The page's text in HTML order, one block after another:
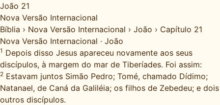
João 21
Nova Versão Internacional
Bíblia › Nova Versão Internacional › João › Capítulo 21
Nova Versão Internacional · João
1 Depois disso Jesus apareceu novamente aos seus
discípulos, à margem do mar de Tiberíades. Foi assim:
2 Estavam juntos Simão Pedro; Tomé, chamado Dídimo;
Natanael, de Caná da Galiléia; os filhos de Zebedeu; e dois
outros discípulos.